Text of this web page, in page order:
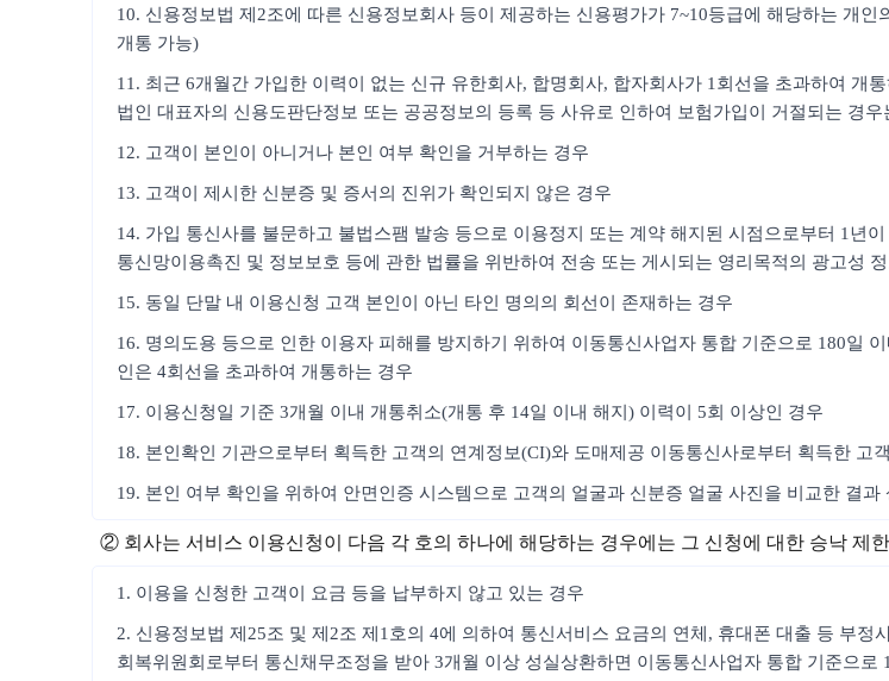
10. 신용정보법 제2조에 따른 신용정보회사 등이 제공하는 신용평가가 7~10등급에 해당하는 개
개통 가능)
11. 최근 6개월간 가입한 이력이 없는 신규 유한회사, 합명회사, 합자회사가 1회선을 초과하여 개
법인 대표자의 신용도판단정보 또는 공공정보의 등록 등 사유로 인하여 보험가입이 거절되는 경
12. 고객이 본인이 아니거나 본인 여부 확인을 거부하는 경우
13. 고객이 제시한 신분증 및 증서의 진위가 확인되지 않은 경우
14. 가입 통신사를 불문하고 불법스팸 발송 등으로 이용정지 또는 계약 해지된 시점으로부터 1년
통신망이용촉진 및 정보보호 등에 관한 법률을 위반하여 전송 또는 게시되는 영리목적의 광고성
15. 동일 단말 내 이용신청 고객 본인이 아닌 타인 명의의 회선이 존재하는 경우
16. 명의도용 등으로 인한 이용자 피해를 방지하기 위하여 이동통신사업자 통합 기준으로 180일
인은 4회선을 초과하여 개통하는 경우
17. 이용신청일 기준 3개월 이내 개통취소(개통 후 14일 이내 해지) 이력이 5회 이상인 경우
18. 본인확인 기관으로부터 획득한 고객의 연계정보(CI)와 도매제공 이동통신사로부터 획득한 고
19. 본인 여부 확인을 위하여 안면인증 시스템으로 고객의 얼굴과 신분증 얼굴 사진을 비교한 결과
② 회사는 서비스 이용신청이 다음 각 호의 하나에 해당하는 경우에는 그 신청에 대한 승낙 제
1. 이용을 신청한 고객이 요금 등을 납부하지 않고 있는 경우
2. 신용정보법 제25조 및 제2조 제1호의 4에 의하여 통신서비스 요금의 연체, 휴대폰 대출 등 부
회복위원회로부터 통신채무조정을 받아 3개월 이상 성실상환하면 이동통신사업자 통합 기준으로